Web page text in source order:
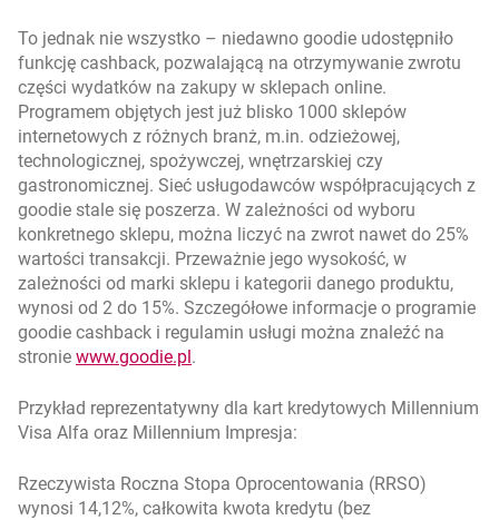
To jednak nie wszystko – niedawno goodie udostępniło
funkcję cashback, pozwalającą na otrzymywanie zwrotu
części wydatków na zakupy w sklepach online.
Programem objętych jest już blisko 1000 sklepów
internetowych z różnych branż, m.in. odzieżowej,
technologicznej, spożywczej, wnętrzarskiej czy
gastronomicznej. Sieć usługodawców współpracujących z
goodie stale się poszerza. W zależności od wyboru
konkretnego sklepu, można liczyć na zwrot nawet do 25%
wartości transakcji. Przeważnie jego wysokość, w
zależności od marki sklepu i kategorii danego produktu,
wynosi od 2 do 15%. Szczegółowe informacje o programie
goodie cashback i regulamin usługi można znaleźć na
stronie www.goodie.plotwiera się w nowej karcie
.
Przykład reprezentatywny dla kart kredytowych Millennium
Visa Alfa oraz Millennium Impresja:
Rzeczywista Roczna Stopa Oprocentowania (RRSO)
wynosi 14,12%, całkowita kwota kredytu (bez